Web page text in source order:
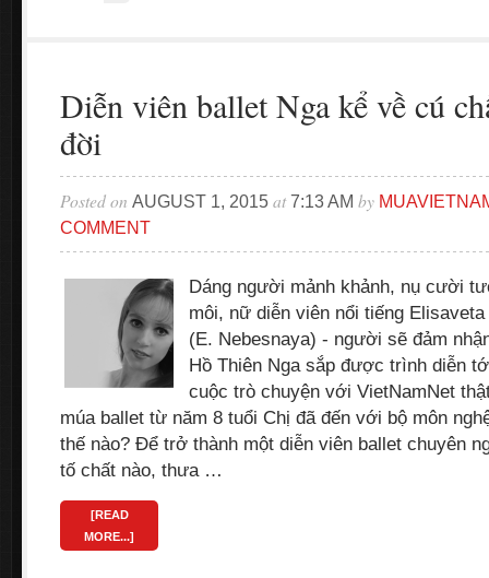
Diễn viên ballet Nga kể về cú
đời
Posted on AUGUST 1, 2015 at7:13 AM by
COMMENT
Dáng người mảnh khảnh, nụ cười
môi, nữ diễn viên nổi tiếng
(E. Nebesnaya) - người sẽ đảm
Hồ Thiên Nga sắp được trình diễn
cuộc trò chuyện với VietNamNet
múa ballet từ năm 8 tuổi Chị đã đến với bộ môn
thế nào? Để trở thành một diễn viên ballet chuyên
tố chất nào, thưa …
[READ
MORE...]